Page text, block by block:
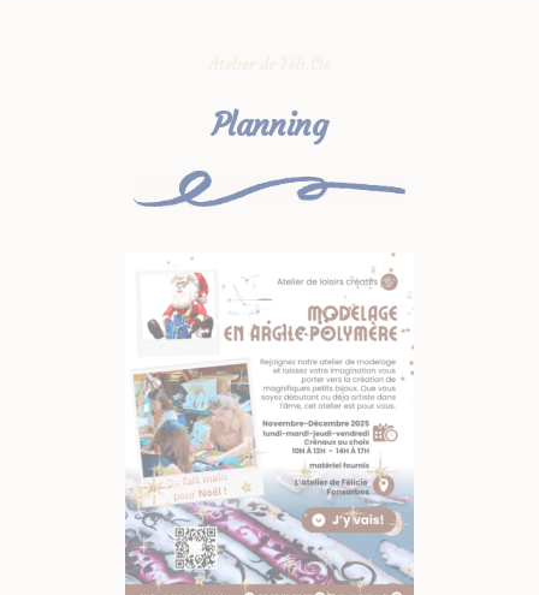
Atelier de Féli.Cie
Planning